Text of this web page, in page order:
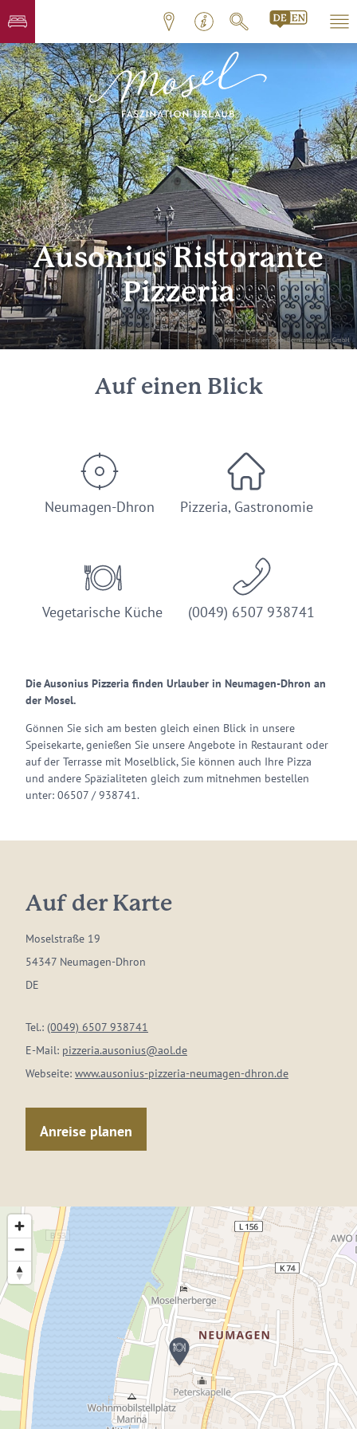
© Wein- und Ferienregion Bernkastel-Kues GmbH
Ausonius Ristorante
Pizzeria
Auf einen Blick
Neumagen-Dhron Pizzeria, Gastronomie
Vegetarische Küche (0049) 6507 938741
Die Ausonius Pizzeria finden Urlauber in Neumagen-Dhron an
der Mosel.
Gönnen Sie sich am besten gleich einen Blick in unsere
Speisekarte, genießen Sie unsere Angebote in Restaurant oder
auf der Terrasse mit Moselblick, Sie können auch Ihre Pizza
und andere Späzialiteten gleich zum mitnehmen bestellen
unter: 06507 / 938741.
Auf der Karte
Moselstraße 19
54347 Neumagen-Dhron
DE
Tel.: (0049) 6507 938741
E-Mail: pizzeria.ausonius@aol.de
Webseite: www.ausonius-pizzeria-neumagen-dhron.de
Anreise planen